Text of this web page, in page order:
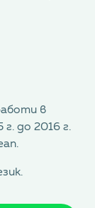
в
до 2016 г.